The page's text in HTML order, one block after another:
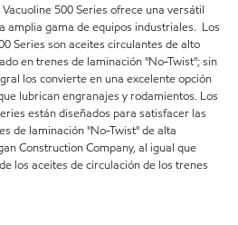
500 Series ofrece una versátil
amplia gama de equipos industriales. Los
Series son aceites circulantes de alto
en trenes de laminación "No-Twist"; sin
los convierte en una excelente opción
lubrican engranajes y rodamientos. Los
están diseñados para satisfacer las
de laminación "No-Twist" de alta
Construction Company, al igual que
los aceites de circulación de los trenes